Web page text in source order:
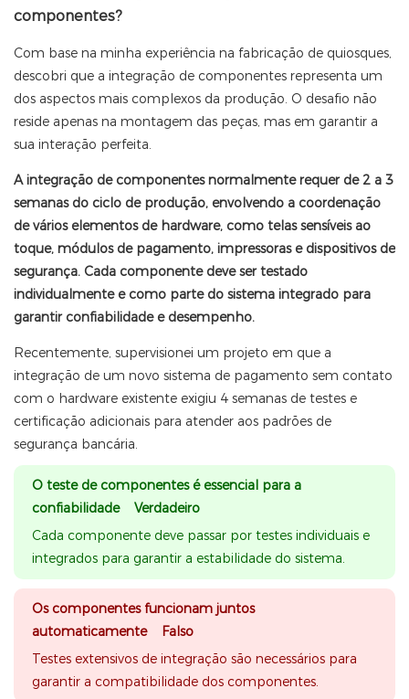
componentes?
Com base na minha experiência na fabricação de quiosques,
descobri que a integração de componentes representa um
dos aspectos mais complexos da produção. O desafio não
reside apenas na montagem das peças, mas em garantir a
sua interação perfeita.
A integração de componentes normalmente requer de 2 a 3
semanas do ciclo de produção, envolvendo a coordenação
de vários elementos de hardware, como telas sensíveis ao
toque, módulos de pagamento, impressoras e dispositivos de
segurança. Cada componente deve ser testado
individualmente e como parte do sistema integrado para
garantir confiabilidade e desempenho.
Recentemente, supervisionei um projeto em que a
integração de um novo sistema de pagamento sem contato
com o hardware existente exigiu 4 semanas de testes e
certificação adicionais para atender aos padrões de
segurança bancária.
O teste de componentes é essencial para a
confiabilidade Verdadeiro
Cada componente deve passar por testes individuais e
integrados para garantir a estabilidade do sistema.
Os componentes funcionam juntos
automaticamente Falso
Testes extensivos de integração são necessários para
garantir a compatibilidade dos componentes.